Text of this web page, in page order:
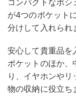
が4つのポケット
分けして入れられ
安心して貴重品を
ポケットのほか、
り、イヤホンや
物の収納に役立ち